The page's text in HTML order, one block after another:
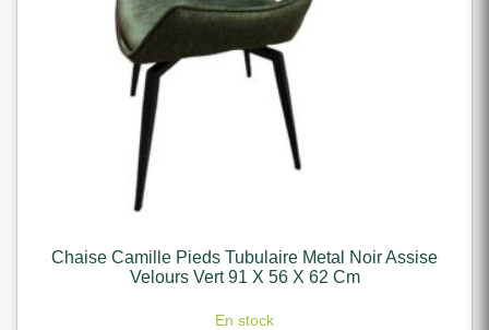
Chaise Camille Pieds Tubulaire Metal Noir Assise
Velours Vert 91 X 56 X 62 Cm
En stock